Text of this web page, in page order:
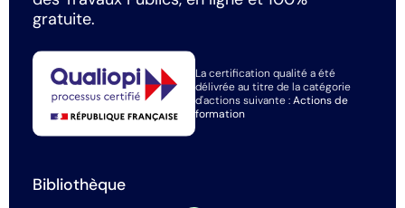
gratuite.
La certification qualité a été
délivrée au titre de la catégorie
d'actions suivante :Actions de
formation
Bibliothèque